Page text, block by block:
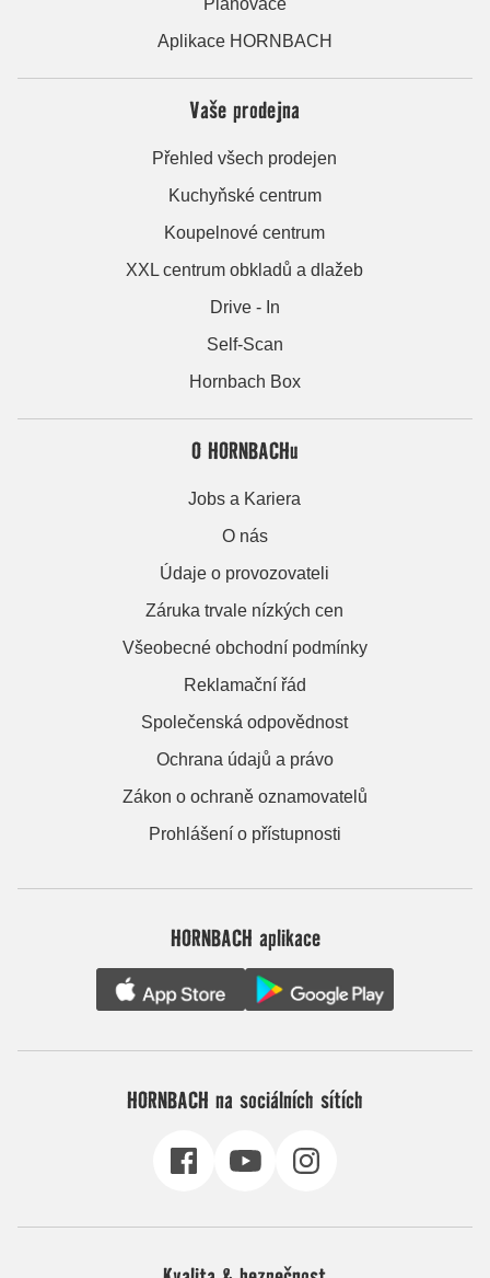
Aplikace HORNBACH
Vaše prodejna
Přehled všech prodejen
Kuchyňské centrum
Koupelnové centrum
XXL centrum obkladů a dlažeb
Drive - In
Self-Scan
Hornbach Box
O HORNBACHu
Jobs a Kariera
O nás
Údaje o provozovateli
Záruka trvale nízkých cen
Všeobecné obchodní podmínky
Reklamační řád
Společenská odpovědnost
Ochrana údajů a právo
Zákon o ochraně oznamovatelů
Prohlášení o přístupnosti
HORNBACH aplikace
HORNBACH na sociálních sítích